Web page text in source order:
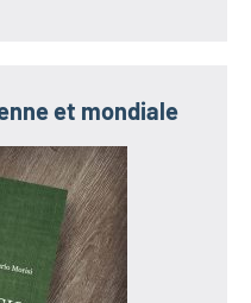
et mondiale